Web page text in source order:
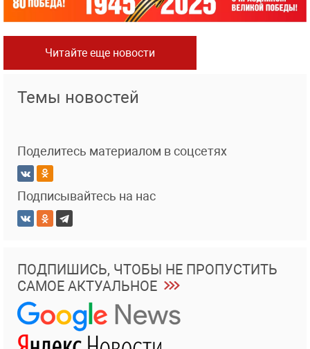
Читайте еще новости
Темы новостей
Поделитесь материалом в соцсетях
Подписывайтесь на нас
ПОДПИШИСЬ, ЧТОБЫ НЕ ПРОПУСТИТЬ
САМОЕ АКТУАЛЬНОЕ